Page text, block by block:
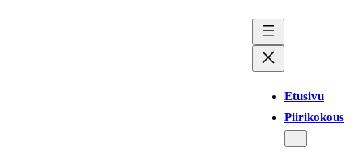
Etusivu
Piirikokous